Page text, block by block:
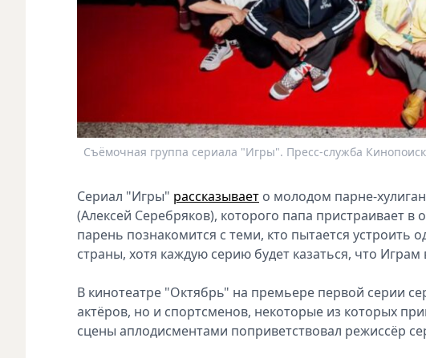
Съёмочная группа сериала "Игры". Пресс-служба
Сериал "Игры" рассказывает о молодом парне-
(Алексей Серебряков), которого папа пристраивает
парень познакомится с теми, кто пытается устроить
страны, хотя каждую серию будет казаться, что Играм
В кинотеатре "Октябрь" на премьере первой серии
актёров, но и спортсменов, некоторые из которых
сцены аплодисментами поприветствовал режиссёр